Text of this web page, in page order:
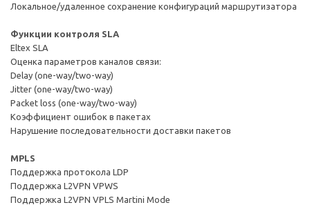
Локальное/удаленное сохранение конфигураций маршрутизатора
Функции контроля SLA
Eltex SLA
Оценка параметров каналов связи:
Delay (one-way/two-way)
Jitter (one-way/two-way)
Packet loss (one-way/two-way)
Коэффициент ошибок в пакетах
Нарушение последовательности доставки пакетов
MPLS
Поддержка протокола LDP
Поддержка L2VPN VPWS
Поддержка L2VPN VPLS Martini Mode